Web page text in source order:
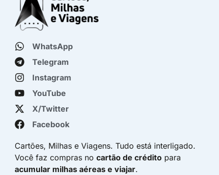
WhatsApp
Telegram
Instagram
YouTube
X/Twitter
Facebook
Cartões, Milhas e Viagens. Tudo está interligado.
Você faz compras no cartão de crédito para
acumular milhas aéreas e viajar.